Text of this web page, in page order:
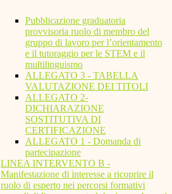
Pubblicazione graduatoria
provvisoria ruolo di membro del
gruppo di lavoro per l’orientamento
e il tutoraggio per le STEM e il
multilinguismo
ALLEGATO 3 - TABELLA
VALUTAZIONE DEI TITOLI
ALLEGATO 2-
DICHIARAZIONE
SOSTITUTIVA DI
CERTIFICAZIONE
ALLEGATO 1 - Domanda di
partecipazione
LINEA INTERVENTO B -
Manifestazione di interesse a ricoprire il
ruolo di esperto nei percorsi formativi